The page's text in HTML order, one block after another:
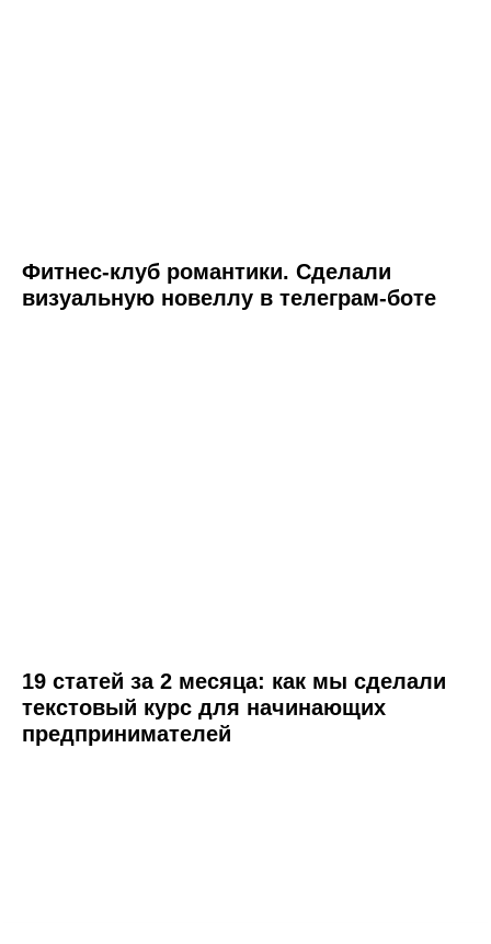
Фитнес-клуб романтики. Сделали
визуальную новеллу в телеграм-боте
19 статей за 2 месяца: как мы сделали
текстовый курс для начинающих
предпринимателей